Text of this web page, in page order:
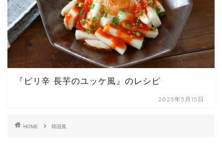
『ピリ辛 長芋のユッケ風』のレシピ
2023年5月15日
HOME 韓国風